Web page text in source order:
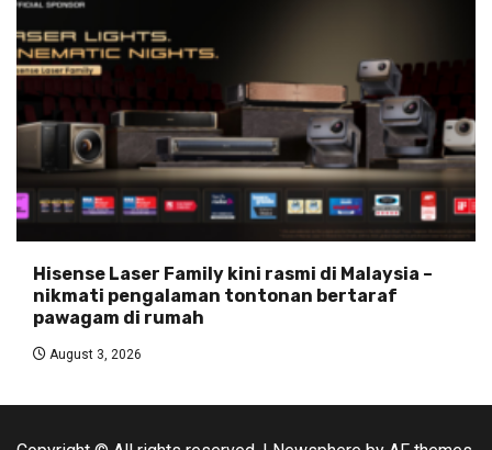
Hisense Laser Family kini rasmi di Malaysia –
nikmati pengalaman tontonan bertaraf
pawagam di rumah
August 3, 2026